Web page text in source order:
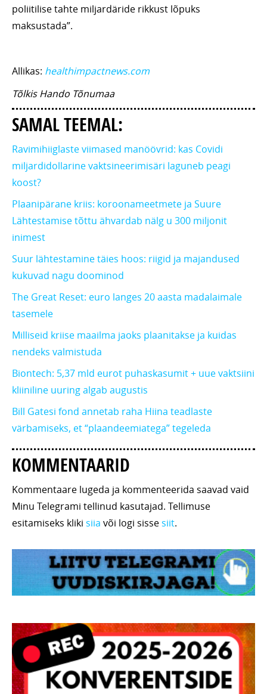
poliitilise tahte miljardäride rikkust lõpuks
maksustada”.
Allikas: healthimpactnews.com
Tõlkis Hando Tõnumaa
SAMAL TEEMAL:
Ravimihiiglaste viimased manöövrid: kas Covidi
miljardidollarine vaktsineerimisäri laguneb peagi
koost?
Plaanipärane kriis: koroonameetmete ja Suure
Lähtestamise tõttu ähvardab nälg u 300 miljonit
inimest
Suur lähtestamine täies hoos: riigid ja majandused
kukuvad nagu doominod
The Great Reset: euro langes 20 aasta madalaimale
tasemele
Milliseid kriise maailma jaoks plaanitakse ja kuidas
nendeks valmistuda
Biontech: 5,37 mld eurot puhaskasumit + uue vaktsiini
kliiniline uuring algab augustis
Bill Gatesi fond annetab raha Hiina teadlaste
värbamiseks, et “plaandeemiatega” tegeleda
KOMMENTAARID
Kommentaare lugeda ja kommenteerida saavad vaid
Minu Telegrami tellinud kasutajad. Tellimuse
esitamiseks kliki siia või logi sissesiit.